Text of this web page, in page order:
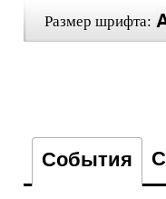
Размер шрифта:
События